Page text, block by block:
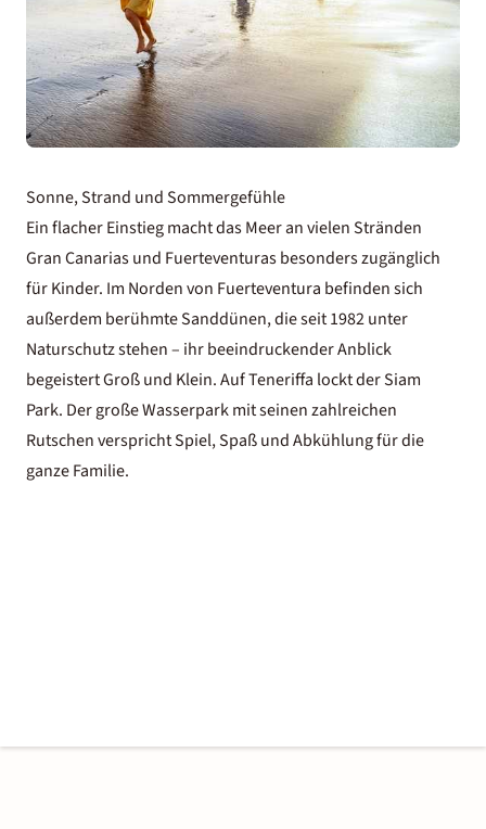
Sonne, Strand und Sommergefühle
Ein flacher Einstieg macht das Meer an vielen Stränden
Gran Canarias und Fuerteventuras besonders zugänglich
für Kinder. Im Norden von Fuerteventura befinden sich
außerdem berühmte Sanddünen, die seit 1982 unter
Naturschutz stehen – ihr beeindruckender Anblick
begeistert Groß und Klein. Auf Teneriffa lockt der Siam
Park. Der große Wasserpark mit seinen zahlreichen
Rutschen verspricht Spiel, Spaß und Abkühlung für die
ganze Familie.